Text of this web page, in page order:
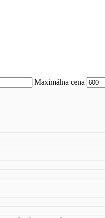
Maximálna cena